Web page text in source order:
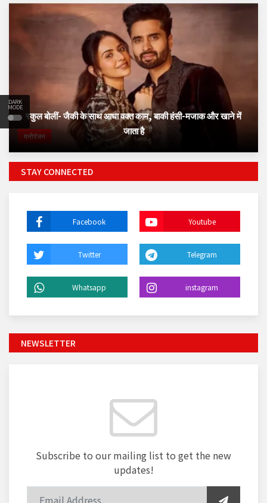
DARK
MODE
मनोरंजन
रकुल बोलीं- जैकी के साथ आधा वक्त काम, बाकी हंसी-मजाक और खाने में
जाता है
STAY CONNECTED
Facebook Youtube
Twitter Telegram
Whatsapp instagram
NEWSLETTER
Subscribe to our mailing list to get the new
updates!